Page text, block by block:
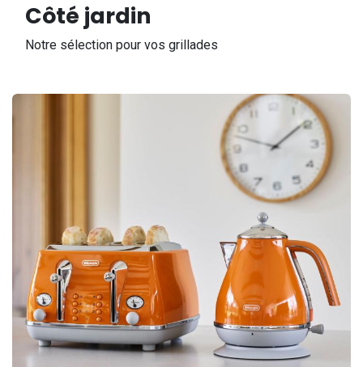
Côté jardin
Notre sélection pour vos grillades